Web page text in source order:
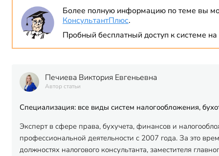
Более полную информацию по теме вы
КонсультантПлюс.
Пробный бесплатный доступ к системе
Печиева Виктория Евгеньевна
Автор статьи
Специализация: все виды систем налогообложения,
Эксперт в сфере права, бухучета, финансов и
профессиональной деятельности с 2007 года. За это
должностях налогового консультанта, заместителя